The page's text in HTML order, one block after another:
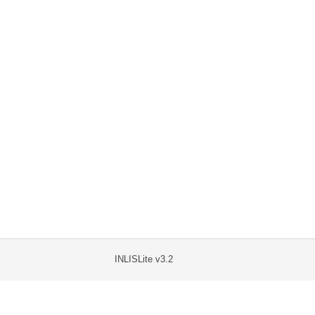
INLISLite v3.2